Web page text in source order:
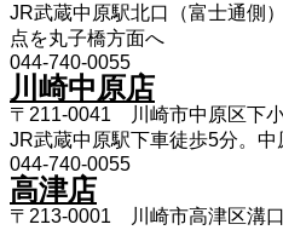
JR武蔵中原駅北口（富士通側
点を丸子橋方面へ
044-740-0055
川崎中原店
〒211-0041 川崎市中原区下
JR武蔵中原駅下車徒歩5分。
044-740-0055
高津店
〒213-0001 川崎市高津区溝